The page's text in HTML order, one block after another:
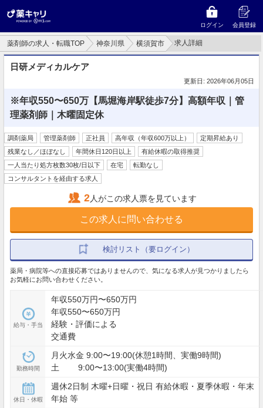
ログイン 会員登録
薬剤師の求人・転職TOP 神奈川県 横須賀市 求人詳細
日研メディカルケア
更新日: 2026年06月05日
※年収550〜650万【馬堀海岸駅徒歩7分】高額年収｜管
理薬剤師｜木曜固定休
調剤薬局 管理薬剤師 正社員 高年収（年収600万以上）
定期昇給あり
残業なし／ほぼなし
年間休日120日以上
有給休暇の取得推奨
一人当たり処方枚数30枚/日以下
在宅
転勤なし
コンサルタントを経由する求人
2人がこの求人票を見ています
この求人に問い合わせる
検討リスト（要ログイン）
薬局・病院等への直接応募ではありませんので、気になる求人が見つかりましたら
お気軽にお問い合わせください。
給与・手当
年収550万円〜650万円
年収550〜650万円
経験・評価による
交通費
勤務時間
月火水金 9:00〜19:00(休憩1時間、実働9時間)
土 9:00〜13:00(実働4時間)
休日・休暇
週休2日制 木曜+日曜・祝日 有給休暇・夏季休暇・年末
年始 等